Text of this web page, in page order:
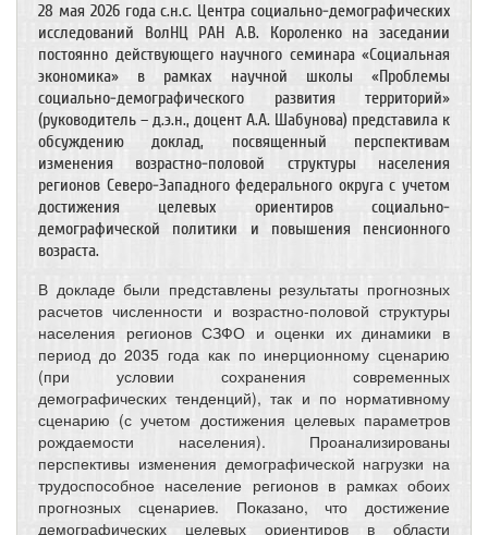
28 мая 2026 года с.н.с. Центра социально-демографических
исследований ВолНЦ РАН А.В. Короленко на заседании
постоянно действующего научного семинара «Социальная
экономика» в рамках научной школы «Проблемы
социально-демографического развития территорий»
(руководитель – д.э.н., доцент А.А. Шабунова) представила к
обсуждению доклад, посвященный перспективам
изменения возрастно-половой структуры населения
регионов Северо-Западного федерального округа с учетом
достижения целевых ориентиров социально-
демографической политики и повышения пенсионного
возраста.
В докладе были представлены результаты прогнозных
расчетов численности и возрастно-половой структуры
населения регионов СЗФО и оценки их динамики в
период до 2035 года как по инерционному сценарию
(при условии сохранения современных
демографических тенденций), так и по нормативному
сценарию (с учетом достижения целевых параметров
рождаемости населения). Проанализированы
перспективы изменения демографической нагрузки на
трудоспособное население регионов в рамках обоих
прогнозных сценариев. Показано, что достижение
демографических целевых ориентиров в области